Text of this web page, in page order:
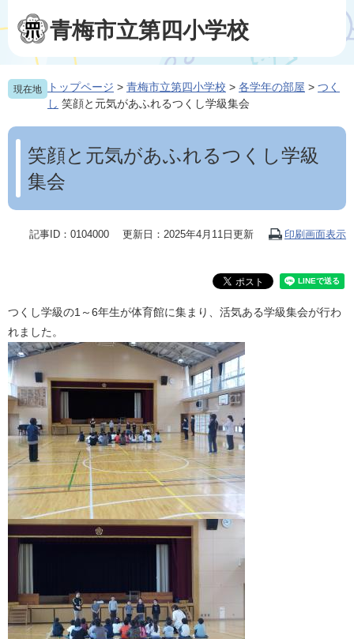
ー
ニ
青梅市立第四小学校
現在地 トップページ > 青梅市立第四小学校 > 各学年の部屋 > つく
し 笑顔と元気があふれるつくし学級集会
本
笑顔と元気があふれるつくし学級
集会
記事ID：0104000 更新日：2025年4月11日更新 印刷画面表示
つくし学級の1～6年生が体育館に集まり、活気ある学級集会が行わ
れました。